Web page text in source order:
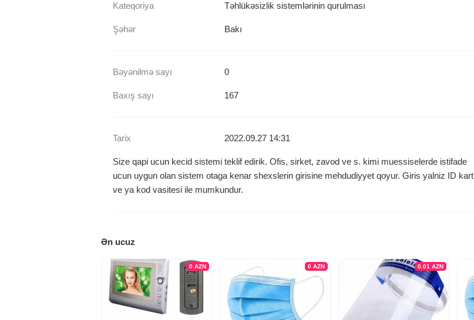
Kateqoriya Təhlükəsizlik sistemlərinin qurulması
Şəhər Bakı
Bəyənilmə sayı 0
Baxış sayı 167
Tarix 2022.09.27 14:31
Size qapi ucun kecid sistemi teklif edirik. Ofis, sirket, zavod ve s. kimi muessiselerde istifade
ucun uygun olan sistem otaga kenar shexslerin girisine mehdudiyyet qoyur. Giris yalniz ID kart
ve ya kod vasitesi ile mumkundur.
Ən ucuz
0 AZN 0 AZN 0.01 AZN